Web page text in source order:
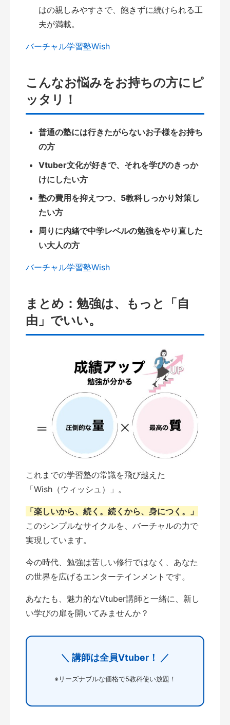
はの親しみやすさで、飽きずに続けられる工
夫が満載。
バーチャル学習塾Wish
こんなお悩みをお持ちの方にピ
ッタリ！
普通の塾には行きたがらないお子様をお持ち
の方
Vtuber文化が好きで、それを学びのきっか
けにしたい方
塾の費用を抑えつつ、5教科しっかり対策し
たい方
周りに内緒で中学レベルの勉強をやり直した
い大人の方
バーチャル学習塾Wish
まとめ：勉強は、もっと「自
由」でいい。
これまでの学習塾の常識を飛び越えた
「Wish（ウィッシュ）」。
「楽しいから、続く。続くから、身につく。」
このシンプルなサイクルを、バーチャルの力で
実現しています。
今の時代、勉強は苦しい修行ではなく、あなた
の世界を広げるエンターテインメントです。
あなたも、魅力的なVtuber講師と一緒に、新し
い学びの扉を開いてみませんか？
＼ 講師は全員Vtuber！ ／
※リーズナブルな価格で5教科使い放題！